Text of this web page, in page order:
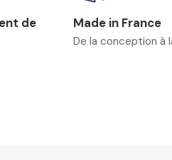
de
Made in France
De la conception à